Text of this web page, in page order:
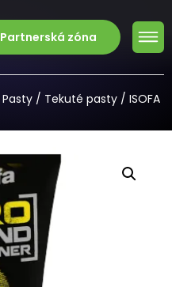
Partnerská zóna
Pasty / Tekuté pasty / ISOFA